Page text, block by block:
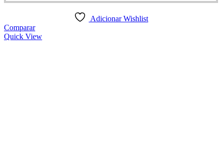
Adicionar Wishlist
Comparar
Quick View